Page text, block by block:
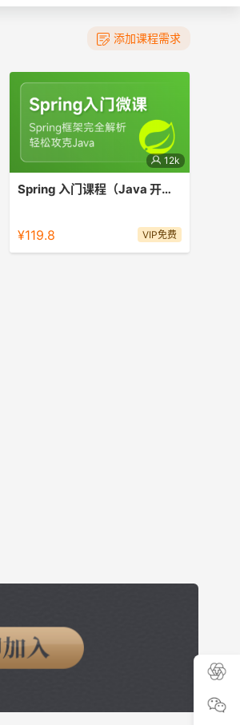
添加课程需求
12k
Spring 入门课程（Java 开发框架）
¥119.8 VIP免费